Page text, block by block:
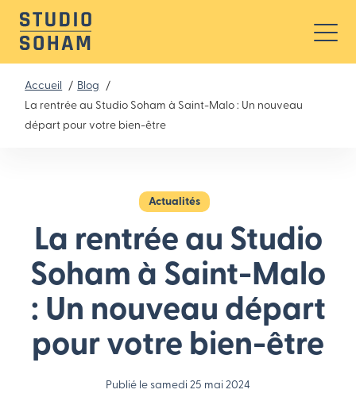
Accueil
Blog
La rentrée au Studio Soham à Saint-Malo : Un nouveau
départ pour votre bien-être
Actualités
La rentrée au Studio
Soham à Saint-Malo
: Un nouveau départ
pour votre bien-être
Publié le samedi 25 mai 2024